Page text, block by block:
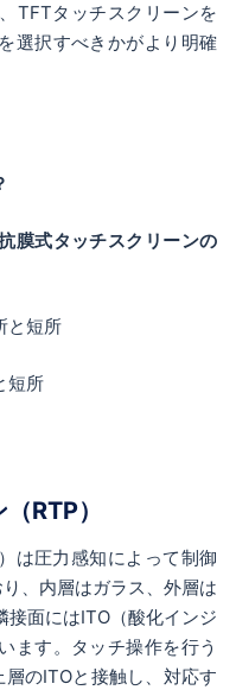
TFTタッチスクリーンを
選択すべきかがより明確
膜式タッチスクリーンの
と短所
短所
RTP）
は圧力感知によって制御
、内層はガラス、外層は
接面にはITO（酸化インジ
ます。タッチ操作を行う
のITOと接触し、対応す